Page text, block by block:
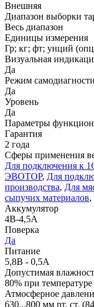
Внешняя
Диапазон выборки
Весь диапазон
Единицы измерения
Гр; кг; фт; унций
Визуальная
Да
Режим
Да
Уровень
Да
Параметры
Гарантия
2 года
Сферы применения
Для подключения к
ЭВОТОР, Для
производства, Для
сыпучих материалов,
Аккумулятор
4В-4,5А
Поверка
Да
Питание
5,8В - 0,5А
Допустимая
80% при
Атмосферное
630...800 мм рт. ст.